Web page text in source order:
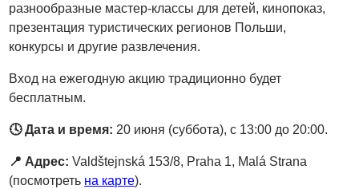
разнообразные мастер-классы для детей, кинопоказ,
презентация туристических регионов Польши,
конкурсы и другие развлечения.
Вход на ежегодную акцию традиционно будет
бесплатным.
🕓 Дата и время: 20 июня (суббота), c 13:00 до 20:00.
📍 Адрес: Valdštejnská 153/8, Praha 1, Malá Strana
(посмотреть на карте).